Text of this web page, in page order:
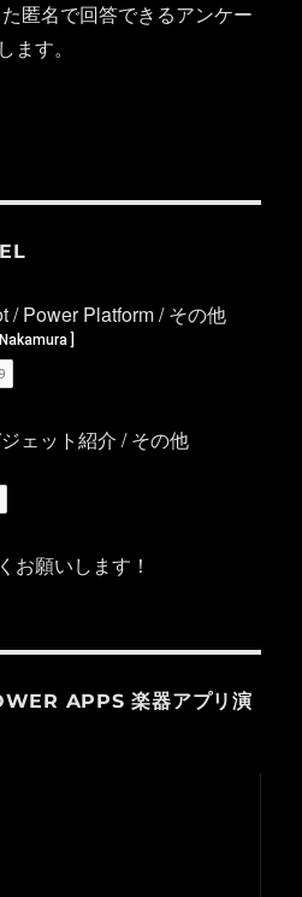
匿名で回答できるアンケー
ます。
/ Power Platform / その他
ェット紹介 / その他
お願いします！
APPS 楽器アプリ演